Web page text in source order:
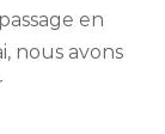
en
nous avons